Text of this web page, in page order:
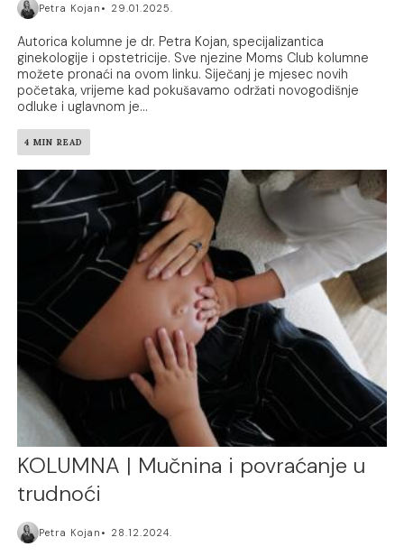
Petra Kojan 29.01.2025.
Autorica kolumne je dr. Petra Kojan, specijalizantica
ginekologije i opstetricije. Sve njezine Moms Club kolumne
možete pronaći na ovom linku. Siječanj je mjesec novih
početaka, vrijeme kad pokušavamo održati novogodišnje
odluke i uglavnom je...
4 MIN READ
KOLUMNA | Mučnina i povraćanje u
trudnoći
Petra Kojan 28.12.2024.